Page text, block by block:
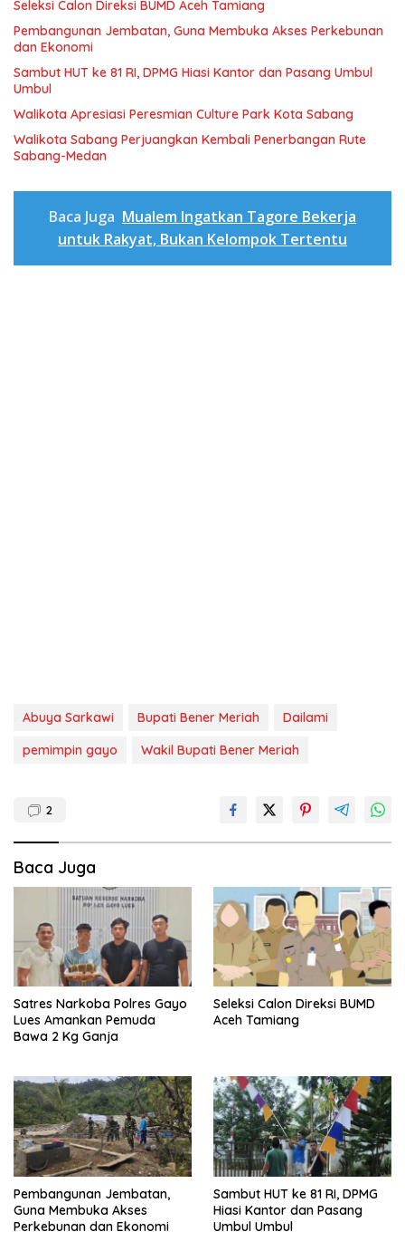
Seleksi Calon Direksi BUMD Aceh Tamiang
Pembangunan Jembatan, Guna Membuka Akses Perkebunan
dan Ekonomi
Sambut HUT ke 81 RI, DPMG Hiasi Kantor dan Pasang Umbul
Umbul
Walikota Apresiasi Peresmian Culture Park Kota Sabang
Walikota Sabang Perjuangkan Kembali Penerbangan Rute
Sabang-Medan
Baca Juga Mualem Ingatkan Tagore Bekerja
untuk Rakyat, Bukan Kelompok Tertentu
Abuya Sarkawi Bupati Bener Meriah
Dailami
pemimpin gayo
Wakil Bupati Bener Meriah
2
Baca Juga
Satres Narkoba Polres Gayo
Lues Amankan Pemuda
Bawa 2 Kg Ganja
Seleksi Calon Direksi BUMD
Aceh Tamiang
Pembangunan Jembatan,
Guna Membuka Akses
Perkebunan dan Ekonomi
Sambut HUT ke 81 RI, DPMG
Hiasi Kantor dan Pasang
Umbul Umbul